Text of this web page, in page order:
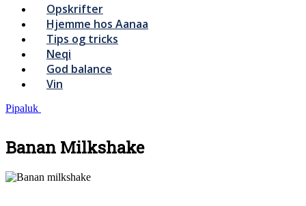
Menu
Opskrifter
Hjemme hos Aanaa
Tips og tricks
Neqi
God balance
Vin
Pipaluk
Banan Milkshake